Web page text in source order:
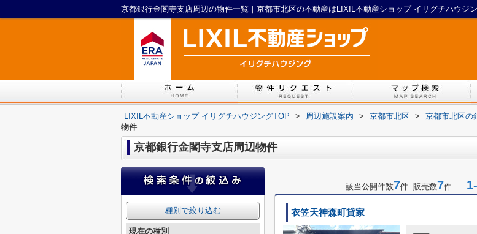
京都銀行金閣寺支店周辺の物件一覧｜京都市北区の不動産はLIXIL不動産ショップ イリグチハウジ
LIXIL不動産ショップ イリグチハウジングTOP > 周辺施設案内 > 京都市北区 > 京都市北区の
物件
京都銀行金閣寺支店周辺物件
該当公開件数7件 販売数7件 1-
衣笠天神森町貸家
種別で絞り込む
現在の種別